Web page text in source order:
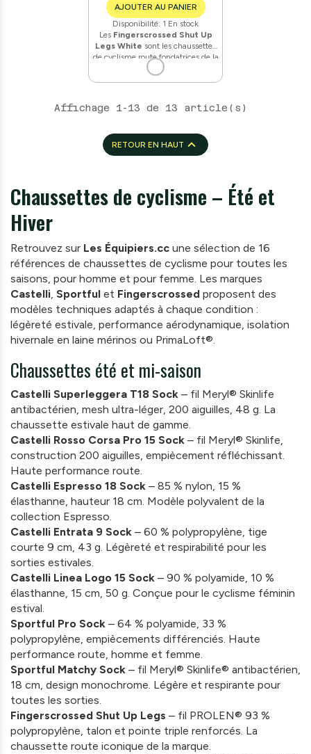
AJOUTER AU PANIER
Disponibilité: 1 En stock
Les Fingerscrossed Shut Up
Legs White sont les chaussettes
de cyclisme route fondatrices de la
marque. Fabriquées avec le fil
rapide, respirabilité et régulation
sonttriple renforcéspour une
durabilité accrue, et la zone pied
est construite en mesh léger pour
Affichage 1-13 de 13 article(s)
RETOUR EN HAUT 
Chaussettes de cyclisme – Été et
Hiver
Retrouvez sur Les Équipiers.cc une sélection de 16
références de chaussettes de cyclisme pour toutes les
saisons, pour homme et pour femme. Les marques
Castelli, Sportful et Fingerscrossed proposent des
modèles techniques adaptés à chaque condition :
légèreté estivale, performance aérodynamique, isolation
hivernale en laine mérinos ou PrimaLoft®.
Chaussettes été et mi-saison
Castelli Superleggera T18 Sock – fil Meryl® Skinlife
antibactérien, mesh ultra-léger, 200 aiguilles, 48 g. La
chaussette estivale haut de gamme.
Castelli Rosso Corsa Pro 15 Sock – fil Meryl® Skinlife,
construction 200 aiguilles, empiècement réfléchissant.
Haute performance route.
Castelli Espresso 18 Sock – 85 % nylon, 15 %
élasthanne, hauteur 18 cm. Modèle polyvalent de la
collection Espresso.
Castelli Entrata 9 Sock – 60 % polypropylène, tige
courte 9 cm, 43 g. Légèreté et respirabilité pour les
sorties estivales.
Castelli Linea Logo 15 Sock – 90 % polyamide, 10 %
élasthanne, 15 cm, 50 g. Conçue pour le cyclisme féminin
estival.
Sportful Pro Sock – 64 % polyamide, 33 %
polypropylène, empiècements différenciés. Haute
performance route, homme et femme.
Sportful Matchy Sock – fil Meryl® Skinlife® antibactérien,
18 cm, design monochrome. Légère et respirante pour
toutes les sorties.
Fingerscrossed Shut Up Legs – fil PROLEN® 93 %
polypropylène, talon et pointe triple renforcés. La
chaussette route iconique de la marque.